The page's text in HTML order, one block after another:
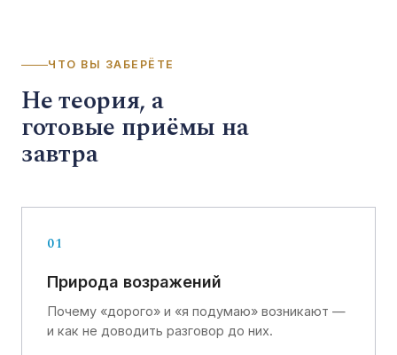
ЧТО ВЫ ЗАБЕРЁТЕ
Не теория, а
готовые приёмы на
завтра
01
Природа возражений
Почему «дорого» и «я подумаю» возникают —
и как не доводить разговор до них.